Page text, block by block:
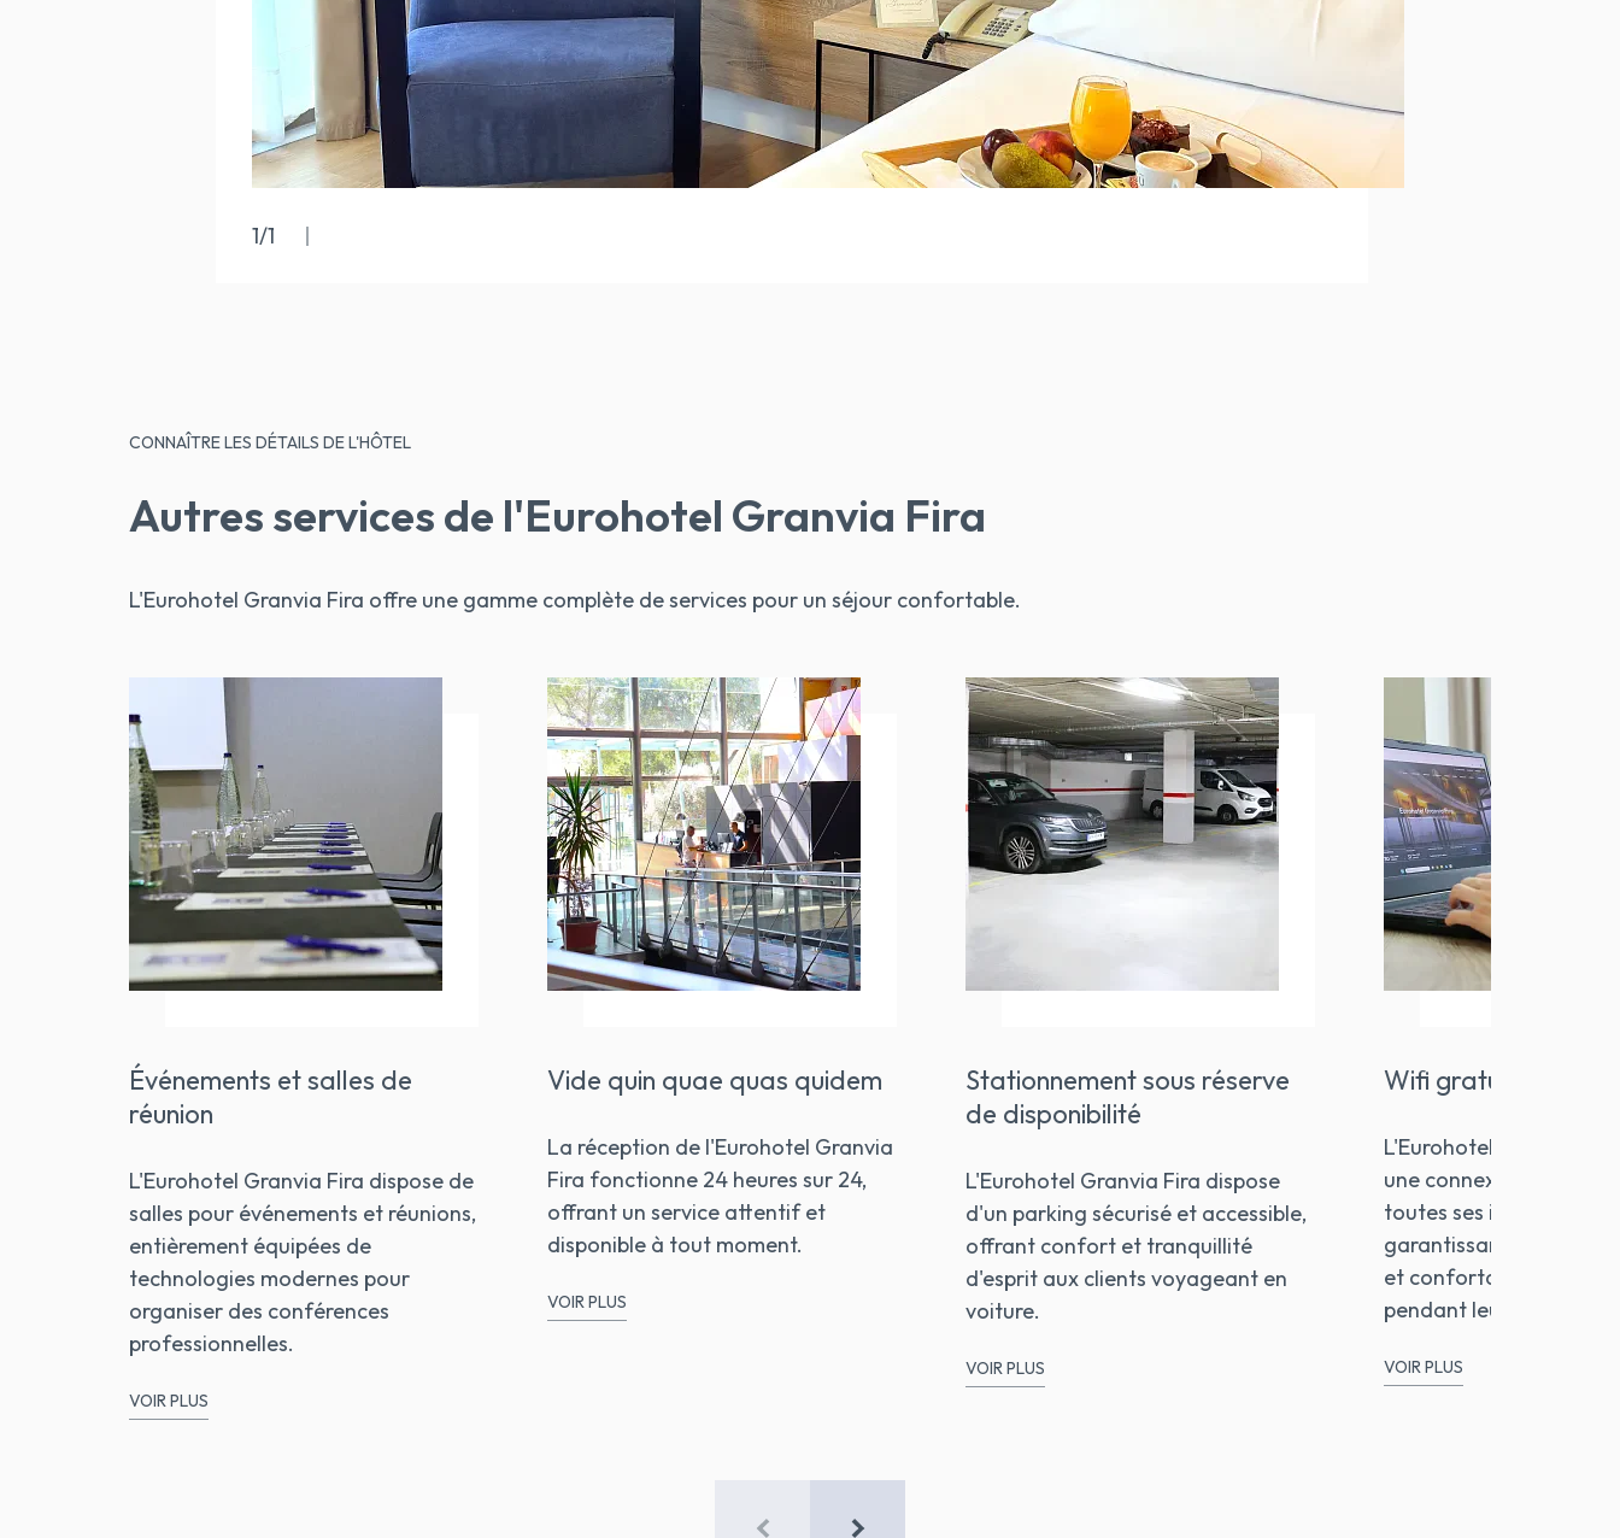
1/1
CONNAÎTRE LES DÉTAILS DE L'HÔTEL
Autres services de l'Eurohotel Granvia Fira
L'Eurohotel Granvia Fira offre une gamme complète de services pour un séjour confortable.
Événements et salles de
réunion
L'Eurohotel Granvia Fira dispose de
salles pour événements et réunions,
entièrement équipées de
technologies modernes pour
organiser des conférences
professionnelles.
VOIR PLUS
Vide quin quae quas quidem
La réception de l'Eurohotel Granvia
Fira fonctionne 24 heures sur 24,
offrant un service attentif et
disponible à tout moment.
VOIR PLUS
Stationnement sous réserve
de disponibilité
L'Eurohotel Granvia Fira dispose
d'un parking sécurisé et accessible,
offrant confort et tranquillité
d'esprit aux clients voyageant en
voiture.
VOIR PLUS
Wifi gratuit
L'Eurohotel Granvia
une connexion wifi
toutes ses installations,
garantissant une
et confortable à tous
pendant leur séjour.
VOIR PLUS